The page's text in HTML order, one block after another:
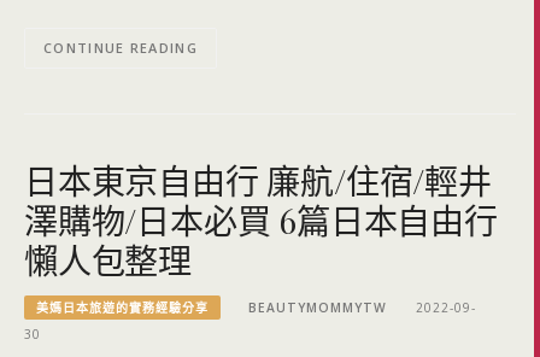
CONTINUE READING
日本東京自由行 廉航/住宿/輕井
澤購物/日本必買 6篇日本自由行
懶人包整理
美媽日本旅遊的實務經驗分享 BEAUTYMOMMYTW
2022-09-
30